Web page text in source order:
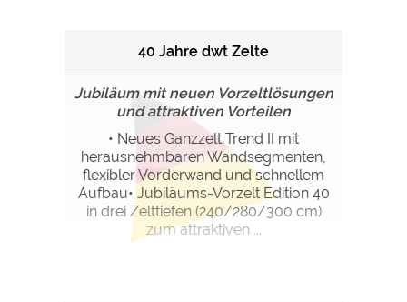
40 Jahre dwt Zelte
Jubiläum mit neuen Vorzeltlösungen
und attraktiven Vorteilen
• Neues Ganzzelt Trend II mit
herausnehmbaren Wandsegmenten,
flexibler Vorderwand und schnellem
Aufbau• Jubiläums-Vorzelt Edition 40
in drei Zelttiefen (240/280/300 cm)
zum attraktiven ...